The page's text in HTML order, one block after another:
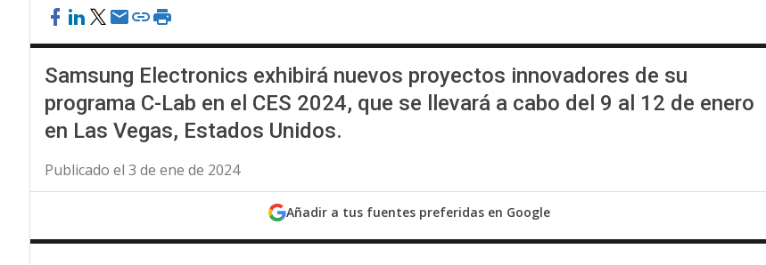
Samsung Electronics exhibirá nuevos proyectos innovadores de su
programa C-Lab en el CES 2024, que se llevará a cabo del 9 al 12 de enero
en Las Vegas, Estados Unidos.
Publicado el 3 de ene de 2024
Añadir a tus fuentes preferidas en Google